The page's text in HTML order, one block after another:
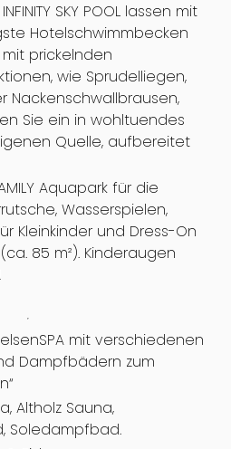
SKY POOL lassen mit
Hotelschwimmbecken
prickelnden
wie Sprudelliegen,
Nackenschwallbrausen,
Sie ein in wohltuendes
Quelle, aufbereitet
Aquapark für die
Wasserspielen,
Kleinkinder und Dress-On
85 m²). Kinderaugen
mit verschiedenen
Dampfbädern zum
Altholz Sauna,
Soledampfbad.